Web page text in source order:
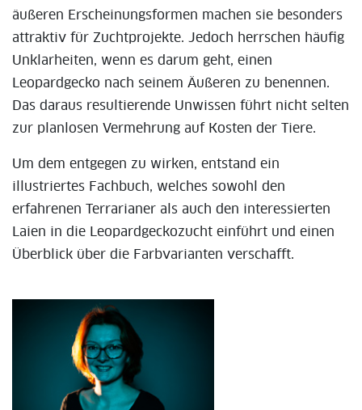
äußeren Erscheinungsformen machen sie besonders
attraktiv für Zuchtprojekte. Jedoch herrschen häufig
Unklarheiten, wenn es darum geht, einen
Leopardgecko nach seinem Äußeren zu benennen.
Das daraus resultierende Unwissen führt nicht selten
zur planlosen Vermehrung auf Kosten der Tiere.
Um dem entgegen zu wirken, entstand ein
illustriertes Fachbuch, welches sowohl den
erfahrenen Terrarianer als auch den interessierten
Laien in die Leopardgeckozucht einführt und einen
Überblick über die Farbvarianten verschafft.